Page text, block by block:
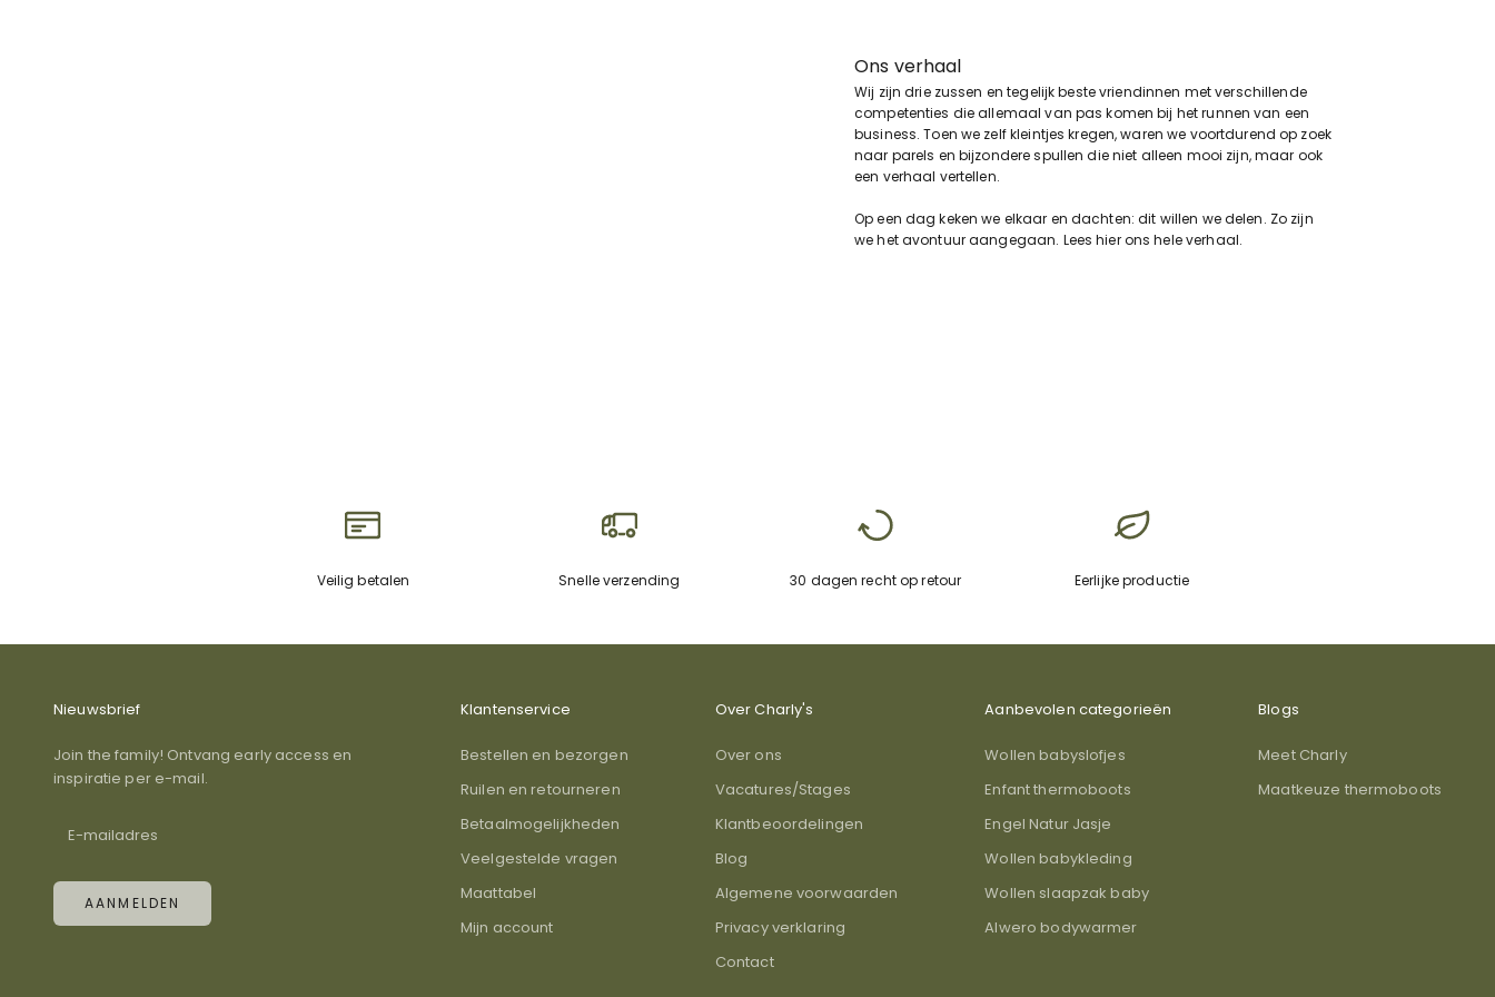
Ons verhaal
Wij zijn drie zussen en tegelijk beste vriendinnen met verschillende
competenties die allemaal van pas komen bij het runnen van een
business. Toen we zelf kleintjes kregen, waren we voortdurend op zoek
naar parels en bijzondere spullen die niet alleen mooi zijn, maar ook
een verhaal vertellen.
Op een dag keken we elkaar en dachten: dit willen we delen. Zo zijn
we het avontuur aangegaan. Leeshierons hele verhaal.
Veilig betalen Snelle verzending 30 dagen recht op retour Eerlijke productie
Nieuwsbrief
Join the family! Ontvang early access en
inspiratie per e-mail.
AANMELDEN
Klantenservice
Bestellen en bezorgen
Ruilen en retourneren
Betaalmogelijkheden
Veelgestelde vragen
Maattabel
Mijn account
Over Charly's
Over ons
Vacatures/Stages
Klantbeoordelingen
Blog
Algemene voorwaarden
Privacy verklaring
Contact
Aanbevolen categorieën
Wollen babyslofjes
Enfant thermoboots
Engel Natur Jasje
Wollen babykleding
Wollen slaapzak baby
Alwero bodywarmer
Blogs
Meet Charly
Maatkeuze thermoboots